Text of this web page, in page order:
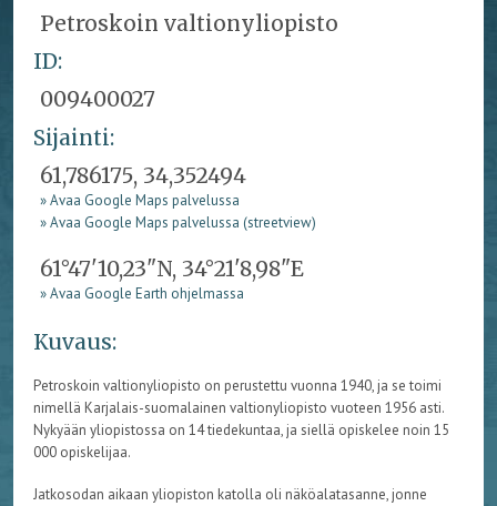
Petroskoin valtionyliopisto
ID:
009400027
Sijainti:
61,786175, 34,352494
» Avaa Google Maps palvelussa
» Avaa Google Maps palvelussa (streetview)
61°47'10,23"N, 34°21'8,98"E
» Avaa Google Earth ohjelmassa
Kuvaus:
Petroskoin valtionyliopisto on perustettu vuonna 1940, ja se toimi
nimellä Karjalais-suomalainen valtionyliopisto vuoteen 1956 asti.
Nykyään yliopistossa on 14 tiedekuntaa, ja siellä opiskelee noin 15
000 opiskelijaa.
Jatkosodan aikaan yliopiston katolla oli näköalatasanne, jonne